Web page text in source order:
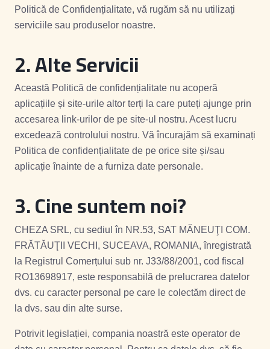
Politică de Confidențialitate, vă rugăm să nu utilizați
serviciile sau produselor noastre.
2. Alte Servicii
Această Politică de confidențialitate nu acoperă
aplicațiile și site-urile altor terți la care puteți ajunge prin
accesarea link-urilor de pe site-ul nostru. Acest lucru
excedează controlului nostru. Vă încurajăm să examinați
Politica de confidențialitate de pe orice site și/sau
aplicație înainte de a furniza date personale.
3. Cine suntem noi?
CHEZA SRL, cu sediul în NR.53, SAT MĂNEUŢI COM.
FRĂTĂUŢII VECHI, SUCEAVA, ROMANIA, înregistrată
la Registrul Comerțului sub nr. J33/88/2001, cod fiscal
RO13698917, este responsabilă de prelucrarea datelor
dvs. cu caracter personal pe care le colectăm direct de
la dvs. sau din alte surse.
Potrivit legislației, compania noastră este operator de